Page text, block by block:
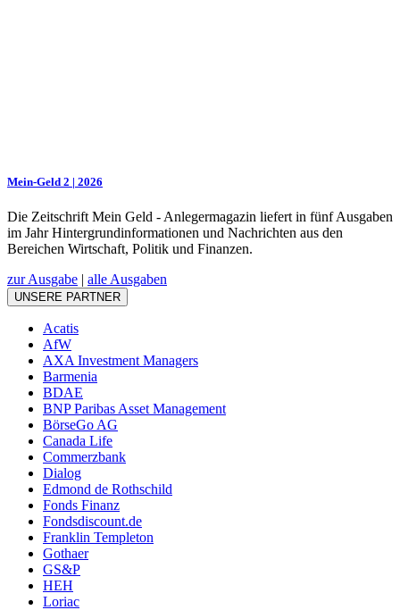
Mein-Geld 2 | 2026
Die Zeitschrift Mein Geld - Anlegermagazin liefert in fünf Ausgaben
im Jahr Hintergrundinformationen und Nachrichten aus den
Bereichen Wirtschaft, Politik und Finanzen.
zur Ausgabe | alle Ausgaben
UNSERE PARTNER
Acatis
AfW
AXA Investment Managers
Barmenia
BDAE
BNP Paribas Asset Management
BörseGo AG
Canada Life
Commerzbank
Dialog
Edmond de Rothschild
Fonds Finanz
Fondsdiscount.de
Franklin Templeton
Gothaer
GS&P
HEH
Loriac